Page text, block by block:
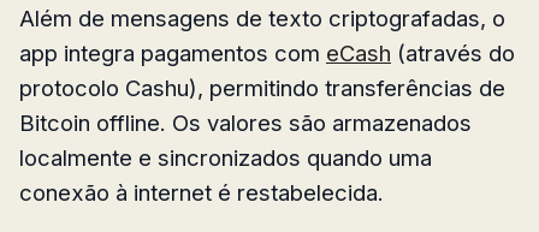
Além de mensagens de texto criptografadas, o
app integra pagamentos com eCash (através do
protocolo Cashu), permitindo transferências de
Bitcoin offline. Os valores são armazenados
localmente e sincronizados quando uma
conexão à internet é restabelecida.